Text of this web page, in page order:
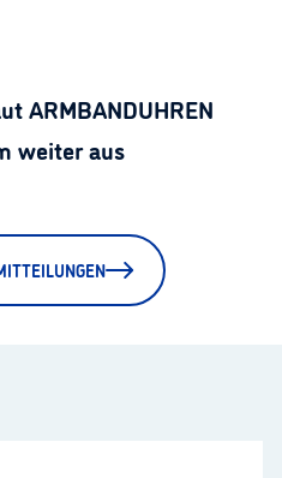
ARMBANDUHREN
weiter aus